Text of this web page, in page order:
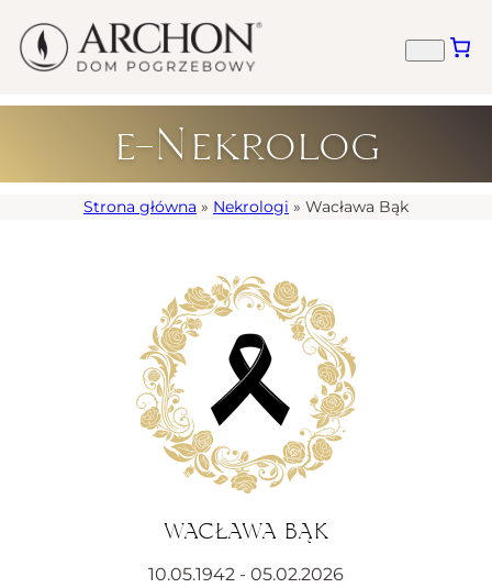
e-Nekrolog
Strona główna » Nekrologi » Wacława Bąk
WACŁAWA BĄK
10.05.1942 - 05.02.2026